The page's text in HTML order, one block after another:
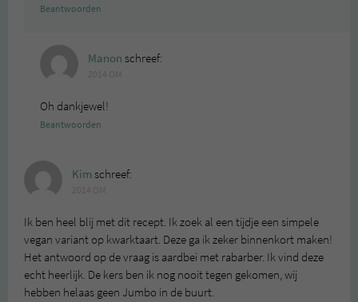
Beantwoorden
Manon schreef:
Oh dankjewel!
Beantwoorden
Kim schreef:
Ik ben heel blij met dit recept. Ik zoek al een tijdje een simpele
vegan variant op kwarktaart. Deze ga ik zeker binnenkort maken!
Het antwoord op de vraag is aardbei met rabarber. Ik vind deze
echt heerlijk. De kers ben ik nog nooit tegen gekomen, wij
hebben helaas geen Jumbo in de buurt.